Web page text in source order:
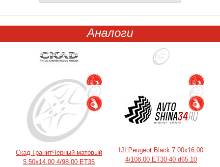
Аналоги
Скад ГранитЧерный матовый
5.50x14.00 4/98.00 ET35
IJI Peugeot Black 7.00x16.00
4/108.00 ET30-40 d65.10